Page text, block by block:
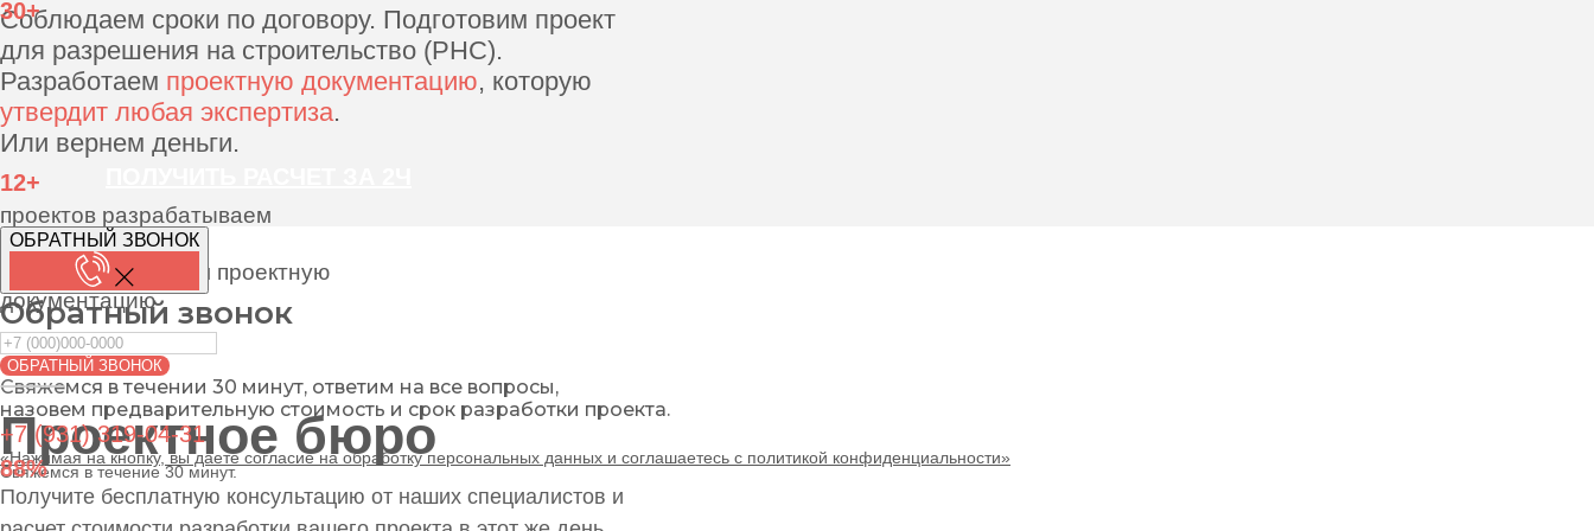
Соблюдаем сроки по договору. Подготовим проект
для разрешения на строительство (РНС).
Разработаем проектную документацию, которую
утвердит любая экспертиза.
Или вернем деньги.
Проектное бюро
Свяжемся в течение 30 минут.
Получите бесплатную консультацию от наших специалистов и
30+
12+
проектов разрабатываем
ежемесячно
лет разрабатываем проектную
документацию
88%
ОБРАТНЫЙ ЗВОНОК
Обратный звонок
ОБРАТНЫЙ ЗВОНОК
Свяжемся в течении 30 минут, ответим на все вопросы,
назовем предварительную стоимость и срок разработки проекта.
+7 (931) 319-04-31
«Нажимая на кнопку, вы даете согласие на обработку персональных данных и соглашаетесь c политикой конфиденциальности»